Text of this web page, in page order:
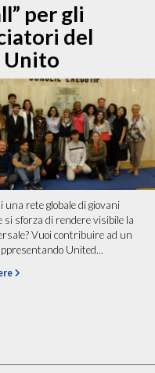
per gli
del
Unito
una rete globale di giovani
si sforza di rendere visibile la
Vuoi contribuire ad un
United...